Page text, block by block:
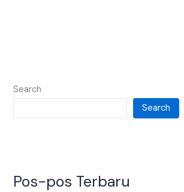
Search
Search
Pos-pos Terbaru